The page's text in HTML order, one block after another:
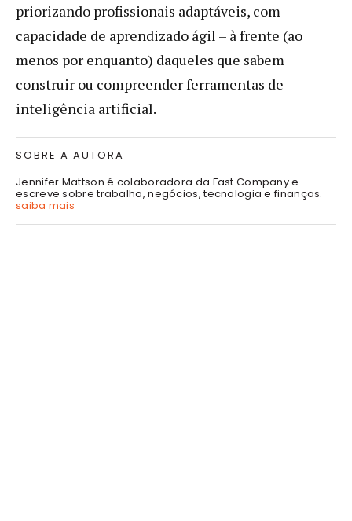
priorizando profissionais adaptáveis, com
capacidade de aprendizado ágil – à frente (ao
menos por enquanto) daqueles que sabem
construir ou compreender ferramentas de
inteligência artificial.
SOBRE A AUTORA
Jennifer Mattson é colaboradora da Fast Company e
escreve sobre trabalho, negócios, tecnologia e finanças.
saiba mais